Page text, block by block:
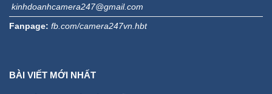
kinhdoanhcamera247@gmail.com
Fanpage: fb.com/camera247vn.hbt
BÀI VIẾT MỚI NHẤT